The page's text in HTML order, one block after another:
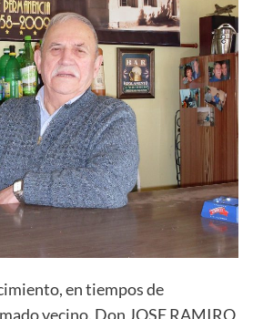
en tiempos de
vecino, Don JOSE RAMIRO